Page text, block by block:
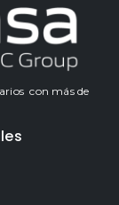
con más de